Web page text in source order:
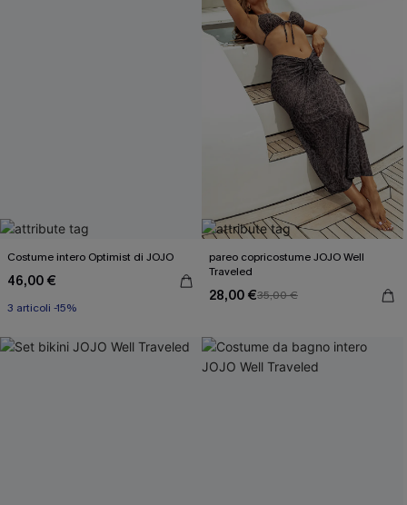
Costume intero Optimist di JOJO
46,00 €
3 articoli -15%
pareo copricostume JOJO Well
Traveled
28,00 €35,00 €